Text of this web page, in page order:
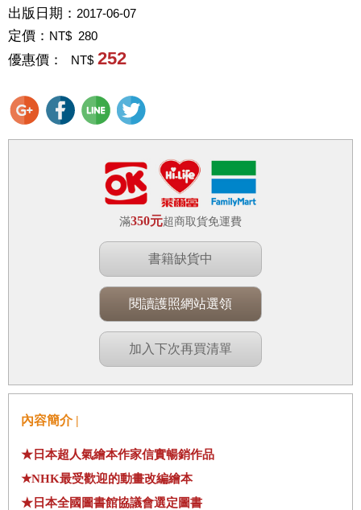
出版日期： 2017-06-07
定價： NT$ 280
優惠價： NT$ 252
滿350元超商取貨免運費
書籍缺貨中
閱讀護照網站選領
加入下次再買清單
內容簡介 |
★日本超人氣繪本作家信實暢銷作品
★NHK最受歡迎的動畫改編繪本
★日本全國圖書館協議會選定圖書